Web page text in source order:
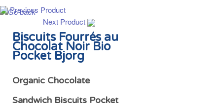
Previous Product
Next Product
Biscuits Fourrés au
Chocolat Noir Bio
Pocket Bjorg
Organic Chocolate
Sandwich Biscuits Pocket